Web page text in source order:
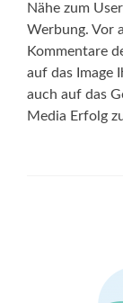
Nähe zum
Werbung. Vor
Kommentare
auf das Image
auch auf das
Media Erfolg